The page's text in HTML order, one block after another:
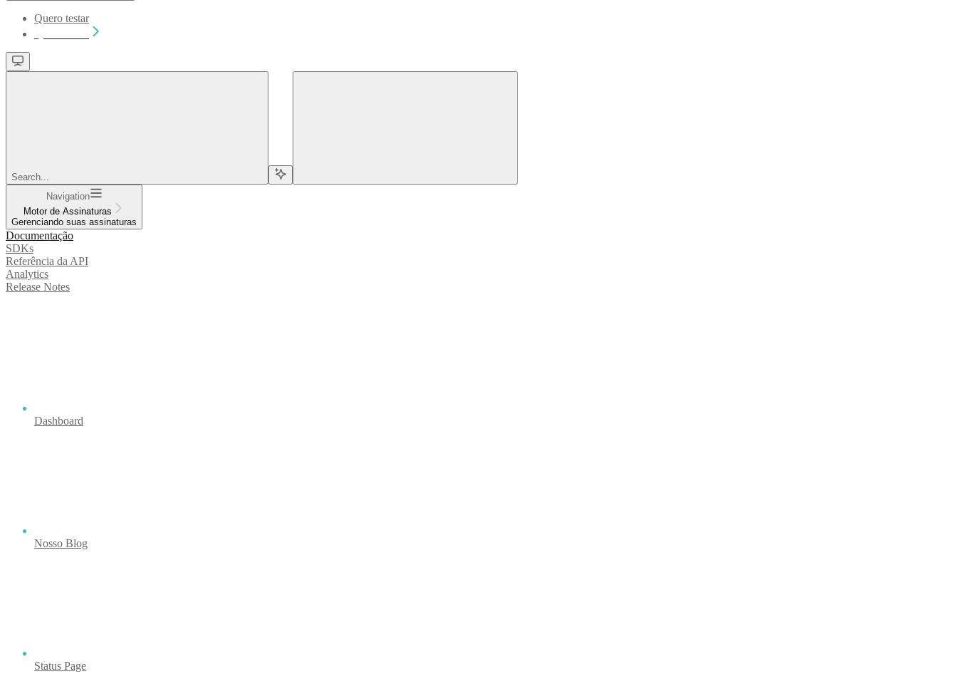
Quero testar
Search...
Navigation
Motor de Assinaturas
Gerenciando suas assinaturas
Documentação
SDKs
Referência da API
Analytics
Release Notes
Dashboard
Nosso Blog
Status Page